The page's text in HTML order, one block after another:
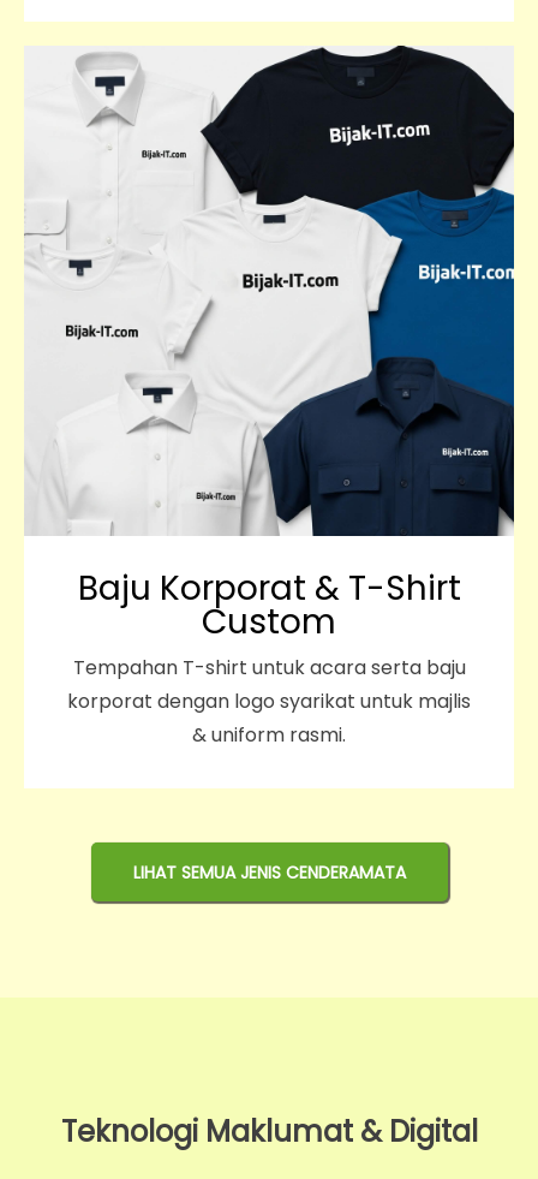
Baju Korporat & T-Shirt
Custom
Tempahan T-shirt untuk acara serta baju
korporat dengan logo syarikat untuk majlis
& uniform rasmi.
LIHAT SEMUA JENIS CENDERAMATA
Teknologi Maklumat & Digital